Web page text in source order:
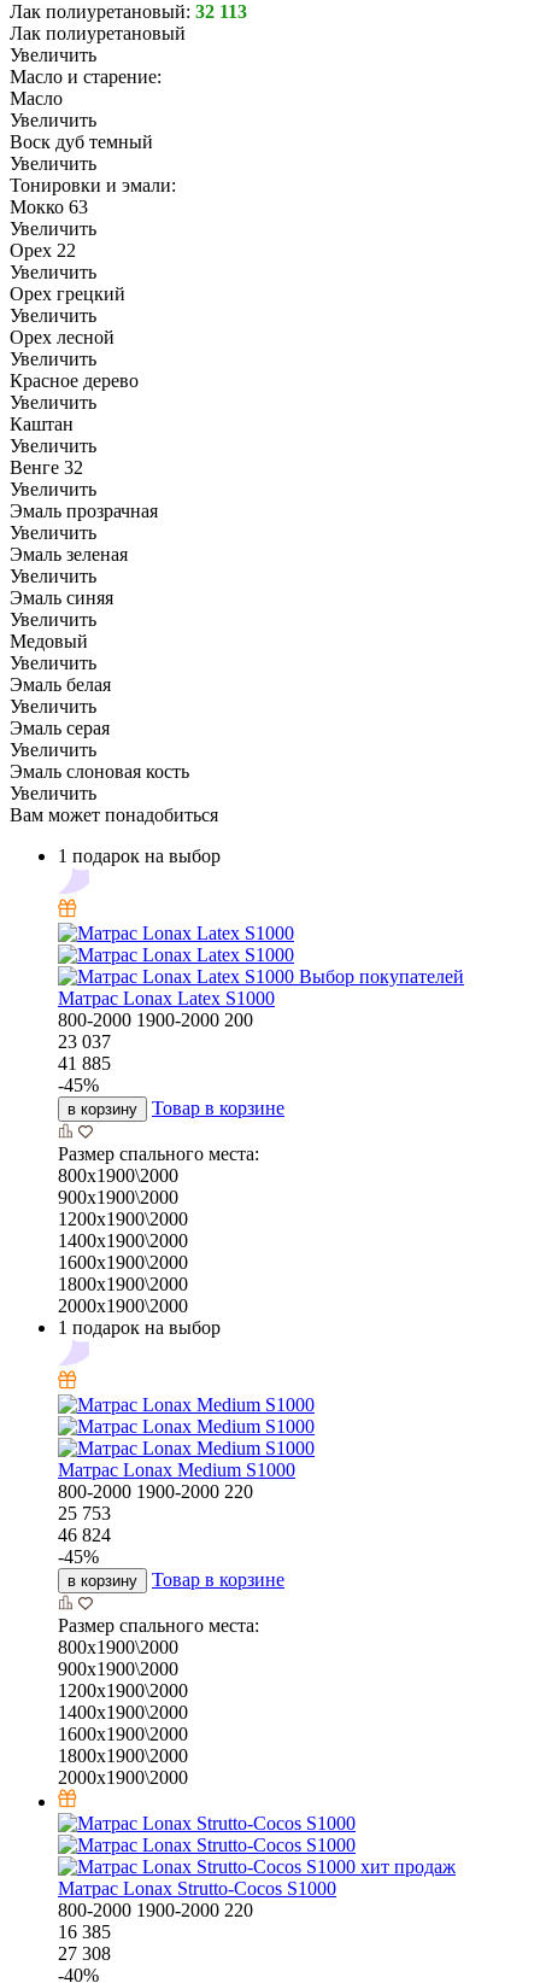
Лак полиуретановый: 32 113
Лак полиуретановый
Увеличить
Масло и старение:
Масло
Увеличить
Воск дуб темный
Увеличить
Тонировки и эмали:
Мокко 63
Увеличить
Орех 22
Увеличить
Орех грецкий
Увеличить
Орех лесной
Увеличить
Красное дерево
Увеличить
Каштан
Увеличить
Венге 32
Увеличить
Эмаль прозрачная
Увеличить
Эмаль зеленая
Увеличить
Эмаль синяя
Увеличить
Медовый
Увеличить
Эмаль белая
Увеличить
Эмаль серая
Увеличить
Эмаль слоновая кость
Увеличить
Вам может понадобиться
1 подарок на выбор
Выбор покупателей
Матрас Lonax Latex S1000
800-2000 1900-2000 200
23 037
41 885
-45%
в корзину Товар в корзине
Размер спального места:
800х1900\2000
900х1900\2000
1200х1900\2000
1400х1900\2000
1600х1900\2000
1800х1900\2000
2000х1900\2000
1 подарок на выбор
Матрас Lonax Medium S1000
800-2000 1900-2000 220
25 753
46 824
-45%
в корзину Товар в корзине
Размер спального места:
800х1900\2000
900х1900\2000
1200х1900\2000
1400х1900\2000
1600х1900\2000
1800х1900\2000
2000х1900\2000
хит продаж
Матрас Lonax Strutto-Cocos S1000
800-2000 1900-2000 220
16 385
27 308
-40%